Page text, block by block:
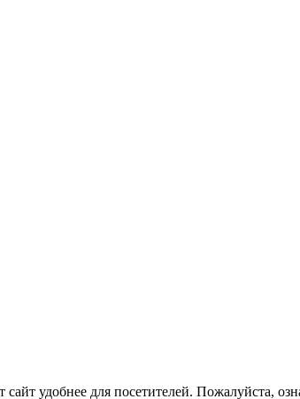
удобнее для посетителей. Пожалуйста,